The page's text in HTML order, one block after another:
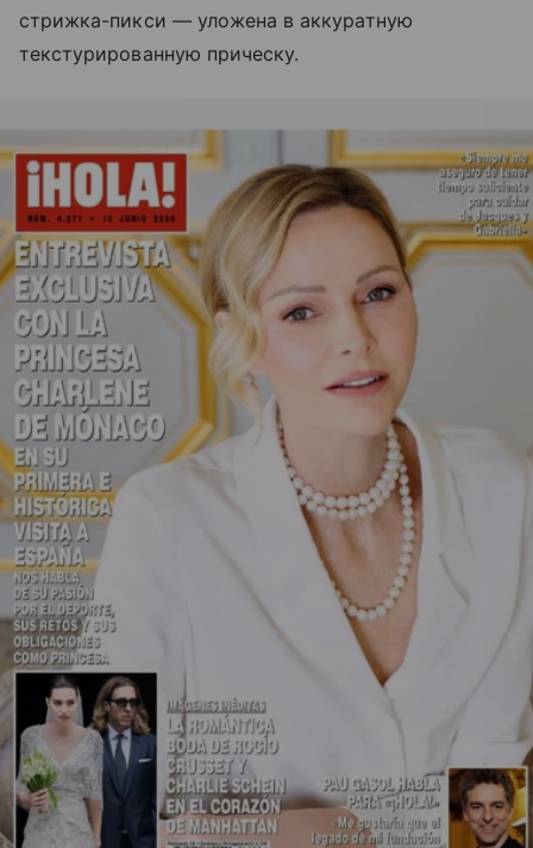
стрижка-пикси — уложена в аккуратную
текстурированную прическу.